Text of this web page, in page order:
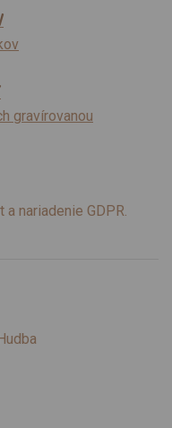
gravírovanou
nariadenie GDPR.